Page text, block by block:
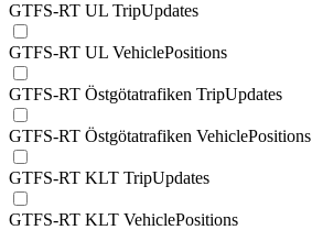
GTFS-RT UL TripUpdates
GTFS-RT UL VehiclePositions
GTFS-RT Östgötatrafiken TripUpdates
GTFS-RT Östgötatrafiken VehiclePositions
GTFS-RT KLT TripUpdates
GTFS-RT KLT VehiclePositions